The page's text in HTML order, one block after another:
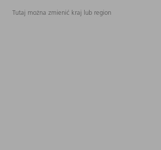
Tutaj można zmienić kraj lub region